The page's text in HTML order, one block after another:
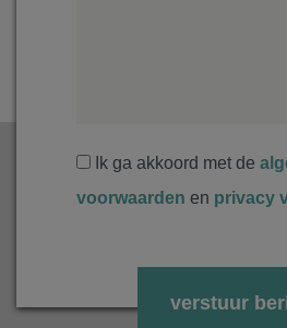
Ik ga akkoord met de
voorwaarden en privacy